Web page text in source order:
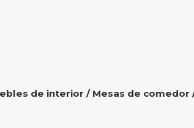
de interior / Mesas de comedor